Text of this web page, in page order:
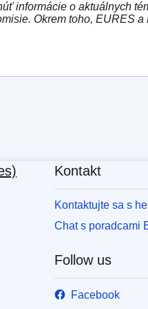
informácie o aktuálnych
Okrem toho, EURES
Kontakt
Kontaktujte sa s
Chat s poradcami
Follow us
Facebook